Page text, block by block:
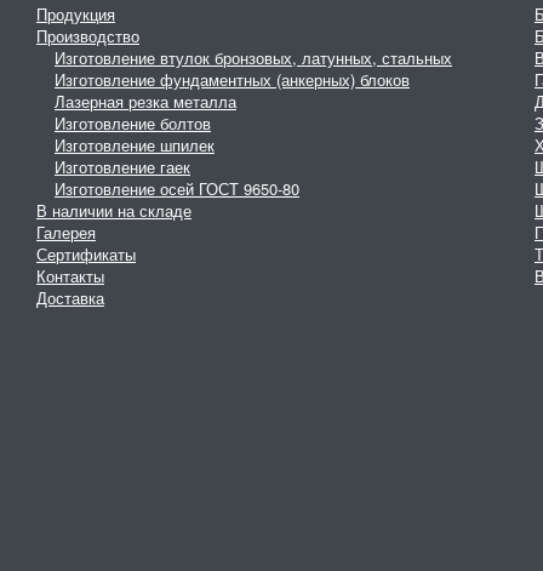
Продукция
Производство
Изготовление втулок бронзовых, латунных, стальных
Изготовление фундаментных (анкерных) блоков
Лазерная резка металла
Изготовление болтов
Изготовление шпилек
Изготовление гаек
Изготовление осей ГОСТ 9650-80
В наличии на складе
Галерея
Сертификаты
Контакты
Доставка